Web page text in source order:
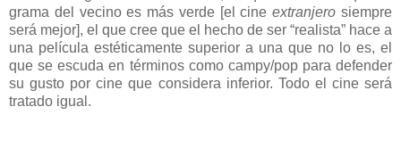
grama del vecino es más verde [el cineextranjero siempre
será mejor], el que cree que el hecho de ser “realista” hace a
una película estéticamente superior a una que no lo es, el
que se escuda en términos como campy/pop para defender
su gusto por cine que considera inferior. Todo el cine será
tratado igual.